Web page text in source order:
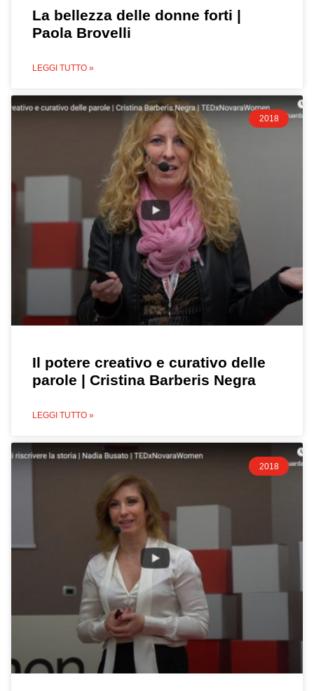
La bellezza delle donne forti |
Paola Brovelli
LEGGI TUTTO »
2018
Il potere creativo e curativo delle
parole | Cristina Barberis Negra
LEGGI TUTTO »
2018